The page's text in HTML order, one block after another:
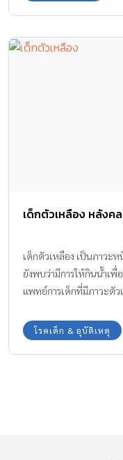
เด็กตัวเหลือง หลังค
เด็กตัวเหลือง เป็นภาวะ
ยังพบว่ามีการให้กินน้ำเพื่
แพทย์การเด็กที่มีภาวะตัว
Amarin Baby & Kids มีข้
เหลือง มาฝากกันค่ะ
โรคเด็ก & อุบัติเหตุ